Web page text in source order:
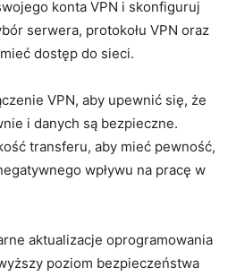
konta VPN i ‌skonfiguruj
serwera, protokołu VPN oraz
dostęp do ⁢sieci.
VPN, aby upewnić się, że⁤
i danych są bezpieczne.
transferu, aby mieć⁤ pewność,
wpływu na pracę‌ w
aktualizacje oprogramowania
poziom bezpieczeństwa